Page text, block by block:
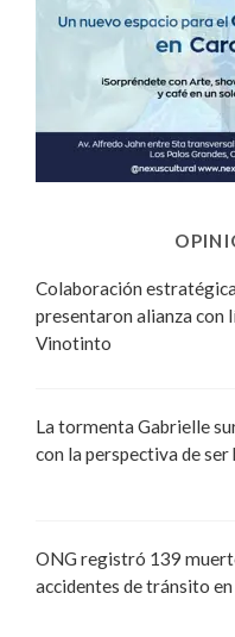
Colaboración
presentaron alianza con
Vinotinto
La tormenta Gabrielle
con la perspectiva de ser
ONG registró 139
accidentes de tránsito en